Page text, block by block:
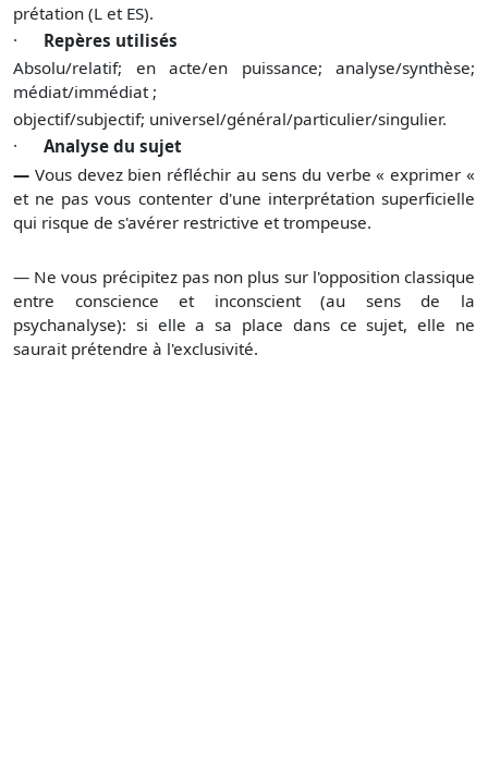
prétation (L et ES).
·
Repères utilisés
Absolu/relatif; en acte/en puissance; analyse/synthèse;
médiat/immédiat ;
objectif/subjectif; universel/général/particulier/singulier.
·
Analyse du sujet
— Vous devez bien réfléchir au sens du verbe « exprimer «
et ne pas vous conten­ter d'une interprétation superficielle
qui risque de s'avérer restrictive et trom­peuse.
— Ne vous précipitez pas non plus sur l'opposition classique
entre conscience et inconscient (au sens de la
psychanalyse): si elle a sa place dans ce sujet, elle ne
saurait prétendre à l'exclusivité.